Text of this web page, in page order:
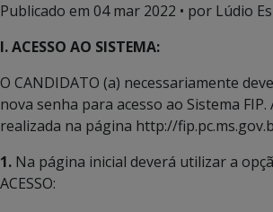
Publicado em 04 mar 2022 • por Lúdio
I. ACESSO AO SISTEMA:
O CANDIDATO (a) necessariamente
nova senha para acesso ao Sistema
realizada na página http://
1. Na página inicial deverá utilizar a
ACESSO: